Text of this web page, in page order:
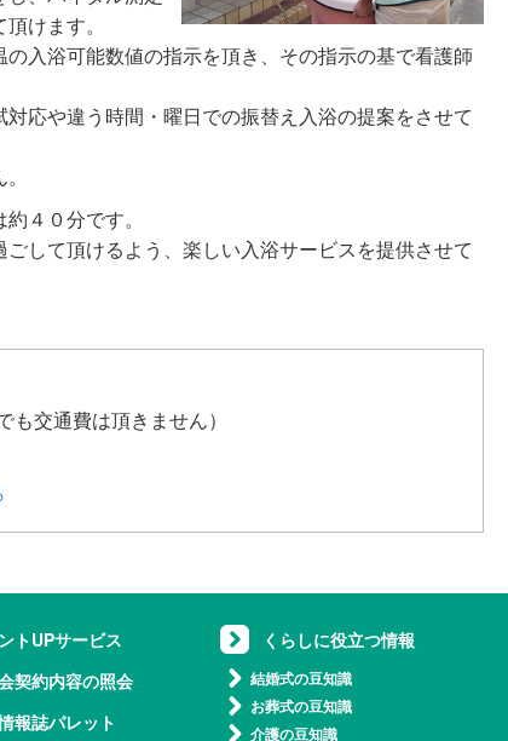
て頂けます。
入浴可能数値の指示を頂き、その指示の基で看護師
応や違う時間・曜日での振替え入浴の提案をさせて
４０分です。
して頂けるよう、楽しい入浴サービスを提供させて
交通費は頂きません）
トUPサービス
契約内容の照会
報誌パレット
くらしに役立つ情報
結婚式の豆知識
お葬式の豆知識
介護の豆知識